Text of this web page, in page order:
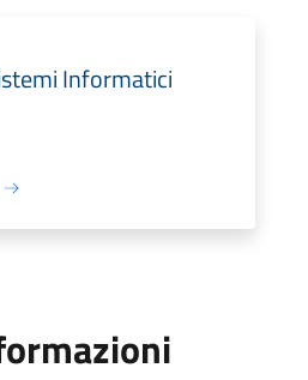
Informatici